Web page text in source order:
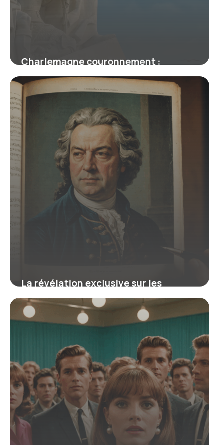
Charlemagne couronnement :
Histoire complète
16 juin 2026
La révélation exclusive sur les
manuscrits de Bach qui révolutionne
votre compréhension de ses œuvres